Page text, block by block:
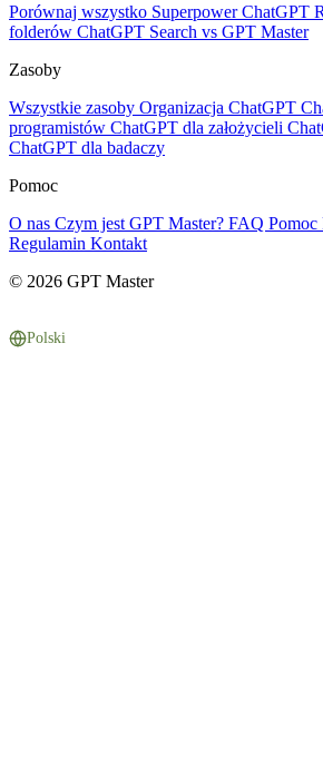
Porównaj wszystko Superpower ChatGPT
folderów ChatGPT Search vs GPT Master
Zasoby
Wszystkie zasoby Organizacja ChatGPT
programistów ChatGPT dla założycieli
ChatGPT dla badaczy
Pomoc
O nas Czym jest GPT Master? FAQ Pomoc
Regulamin Kontakt
© 2026 GPT Master
Polski